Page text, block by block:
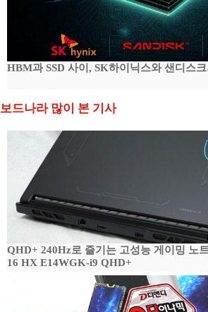
HBM과 SSD 사이, SK하이닉스와 샌디스
보드나라 많이 본 기사
QHD+ 240Hz로 즐기는 고성능 게이밍 노
16 HX E14WGK-i9 QHD+